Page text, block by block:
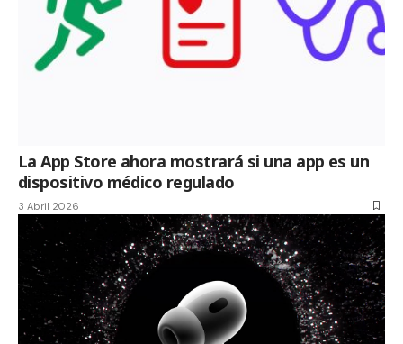
La App Store ahora mostrará si una app es un
dispositivo médico regulado
3 Abril 2026